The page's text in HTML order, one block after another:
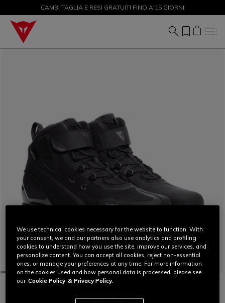
SALDI FINO AL 50% - ACQUISTA ORA
CAMBI TAGLIA E RESI GRATUITI FINO A 15 GIORNI
UOMO SCARPE
HERIAN D-WP - SCARPE DA MOTO
We use technical cookies necessary for the website to function. With
your consent, we and our partners also use analytics and profiling
cookies to understand how you use the site, improve our services, and
personalize content. You can accept all cookies, reject non-essential
ones, or manage your preferences at any time. For more information
on the cookies used and how personal data is processed, please see
our Cookie Policy & Privacy Policy.